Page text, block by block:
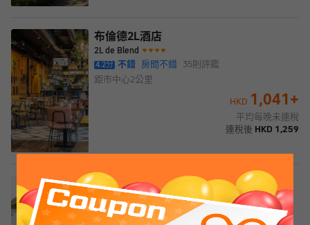
布倫德2L酒店
2L de Blend
4.2分 不錯 房間不錯 35則評鑑
距市中心2公里
HKD 1,041+
平均每晚未連稅
連稅後 HKD 1,259
烏特勒支卡雷爾5號大酒店
Grand Hotel Karel V, WorldHotels Luxury
4.6分 很好 位置很好 11則評鑑